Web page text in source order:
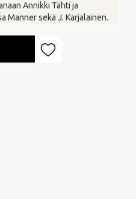
Annikki Tähti ja
Manner sekä J. Karjalainen.